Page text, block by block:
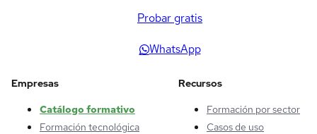
Probar gratis
WhatsApp
Empresas
Catálogo formativo
Formación tecnológica
Recursos
Formación por sector
Casos de uso